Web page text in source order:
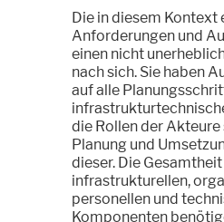
Die in diesem Kontext
Anforderungen und
einen nicht
nach sich. Sie haben
auf alle
die Rollen der
Planung und
dieser. Die
infrastrukturellen,
personellen und
Komponenten